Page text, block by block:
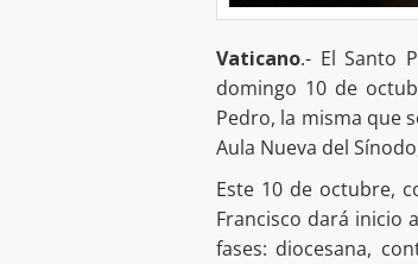
Vaticano.- El Santo
domingo 10 de
Pedro, la misma que
Aula Nueva del
Este 10 de octubre,
Francisco dará inicio
fases: diocesana,